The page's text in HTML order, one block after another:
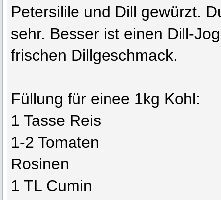
Petersilile und Dill gewürzt.
sehr. Besser ist einen Dill-
frischen Dillgeschmack.
Füllung für einee 1kg Kohl:
1 Tasse Reis
1-2 Tomaten
Rosinen
1 TL Cumin